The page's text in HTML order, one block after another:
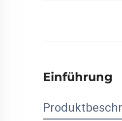
Einführung